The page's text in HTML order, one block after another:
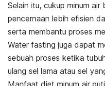
Selain itu, cukup minum
pencernaan lebih efisien
serta membantu proses
Water fasting juga dapat
sebuah proses ketika
ulang sel lama atau sel